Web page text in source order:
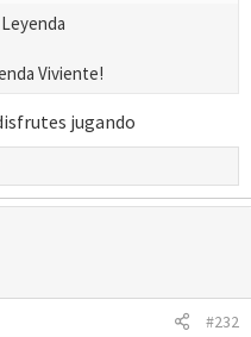
Viviente!
jugando
#232